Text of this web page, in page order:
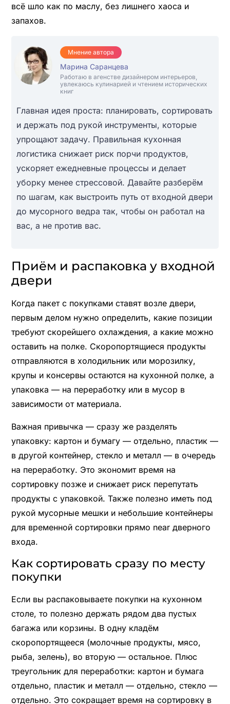
всё шло как по маслу, без лишнего хаоса и
запахов.
Мнение автора
Марина Саранцева
Работаю в агенстве дизайнером интерьеров,
увлекаюсь кулинарией и чтением исторических
книг
Главная идея проста: планировать, сортировать
и держать под рукой инструменты, которые
упрощают задачу. Правильная кухонная
логистика снижает риск порчи продуктов,
ускоряет ежедневные процессы и делает
уборку менее стрессовой. Давайте разберём
по шагам, как выстроить путь от входной двери
до мусорного ведра так, чтобы он работал на
вас, а не против вас.
Приём и распаковка у входной
двери
Когда пакет с покупками ставят возле двери,
первым делом нужно определить, какие позиции
требуют скорейшего охлаждения, а какие можно
оставить на полке. Скоропортящиеся продукты
отправляются в холодильник или морозилку,
крупы и консервы остаются на кухонной полке, а
упаковка — на переработку или в мусор в
зависимости от материала.
Важная привычка — сразу же разделять
упаковку: картон и бумагу — отдельно, пластик —
в другой контейнер, стекло и металл — в очередь
на переработку. Это экономит время на
сортировку позже и снижает риск перепутать
продукты с упаковкой. Также полезно иметь под
рукой мусорные мешки и небольшие контейнеры
для временной сортировки прямо near дверного
входа.
Как сортировать сразу по месту
покупки
Если вы распаковываете покупки на кухонном
столе, то полезно держать рядом два пустых
багажа или корзины. В одну кладём
скоропортящееся (молочные продукты, мясо,
рыба, зелень), во вторую — остальное. Плюс
треугольник для переработки: картон и бумага
отдельно, пластик и металл — отдельно, стекло —
отдельно. Это сокращает время на сортировку в